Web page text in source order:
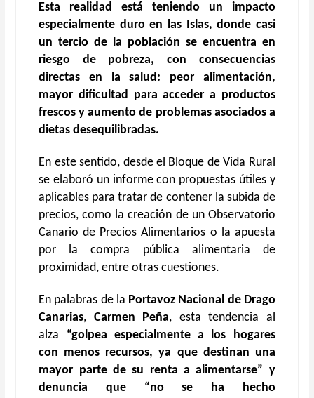
Esta realidad está teniendo un impacto
especialmente duro en las Islas, donde casi
un tercio de la población se encuentra en
riesgo de pobreza, con consecuencias
directas en la salud: peor alimentación,
mayor dificultad para acceder a productos
frescos y aumento de problemas asociados a
dietas desequilibradas.
En este sentido, desde el Bloque de Vida Rural
se elaboró un informe con propuestas útiles y
aplicables para tratar de contener la subida de
precios, como la creación de un Observatorio
Canario de Precios Alimentarios o la apuesta
por la compra pública alimentaria de
proximidad, entre otras cuestiones.
En palabras de la Portavoz Nacional de Drago
Canarias, Carmen Peña, esta tendencia al
alza “golpea especialmente a los hogares
con menos recursos, ya que destinan una
mayor parte de su renta a alimentarse” y
denuncia que “no se ha hecho